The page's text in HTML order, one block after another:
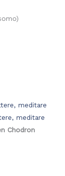
meditare
Chodron